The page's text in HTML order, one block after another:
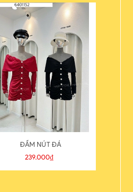
ĐẦM NÚT ĐÁ
239.000₫